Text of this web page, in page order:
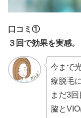
口コミ①
３回で効果を実感。
今まで
療脱毛
まだ3
脇と